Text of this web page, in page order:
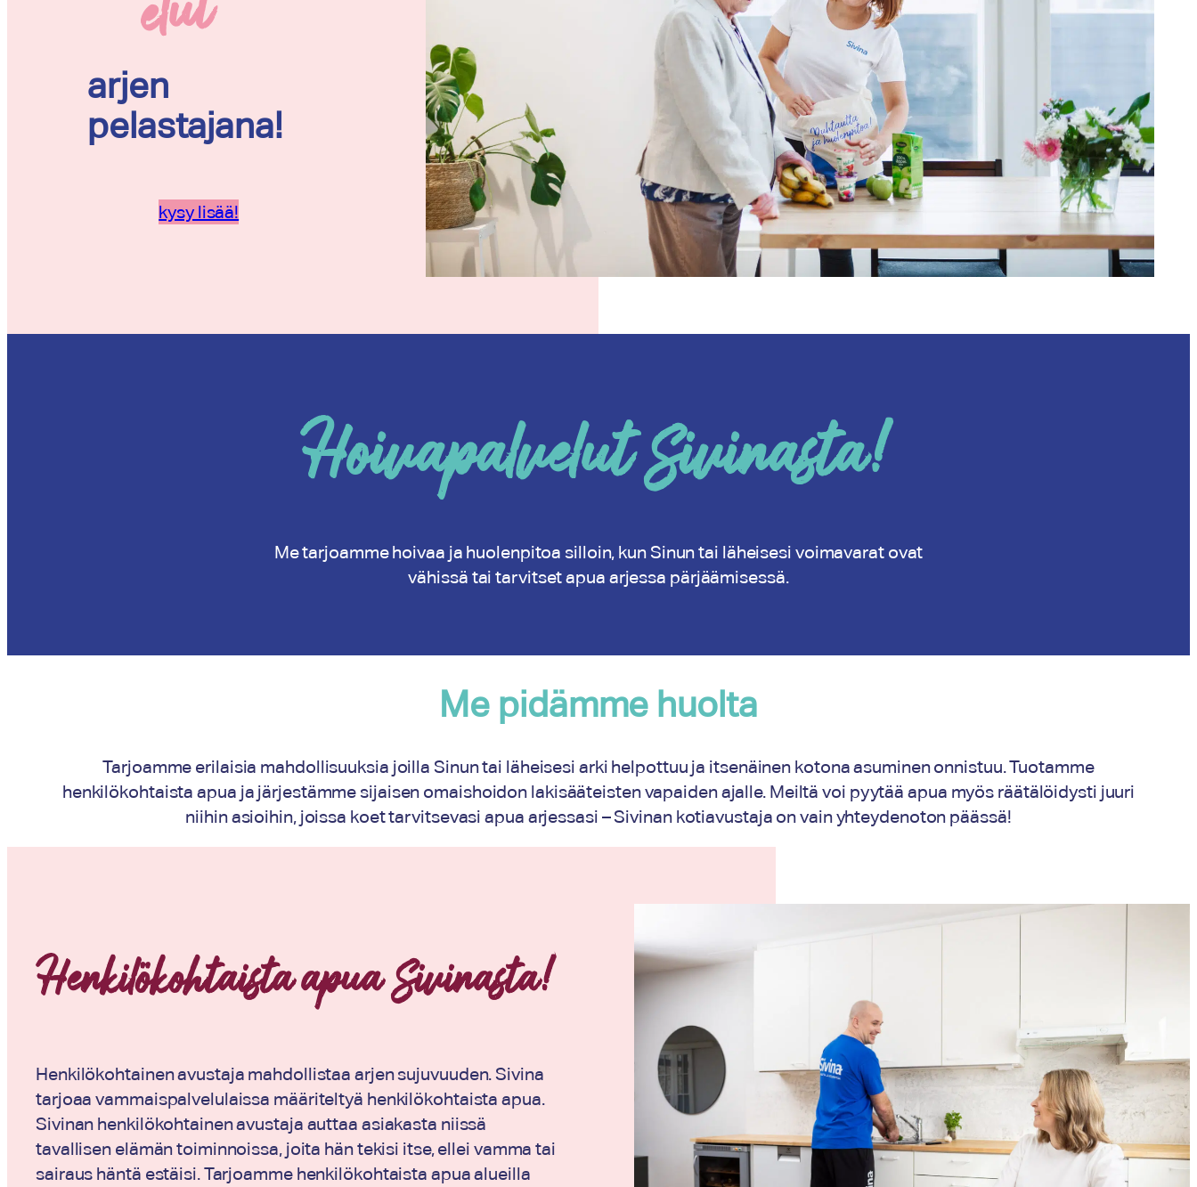
t
arjen
pelastajana!
kysy lisää!
Hoivapalvelut Sivinasta!
Me tarjoamme hoivaa ja huolenpitoa silloin, kun Sinun tai läheisesi voimavarat ovat
vähissä tai tarvitset apua arjessa pärjäämisessä.
Me pidämme huolta
Tarjoamme erilaisia mahdollisuuksia joilla Sinun tai läheisesi arki helpottuu ja itsenäinen kotona asuminen onnistuu. Tuotamme
henkilökohtaista apua ja järjestämme sijaisen omaishoidon lakisääteisten vapaiden ajalle. Meiltä voi pyytää apua myös räätälöidysti juuri
niihin asioihin, joissa koet tarvitsevasi apua arjessasi – Sivinan kotiavustaja on vain yhteydenoton päässä!
Henkilökohtaista apua Sivinasta!
Henkilökohtainen avustaja mahdollistaa arjen sujuvuuden. Sivina
tarjoaa vammaispalvelulaissa määriteltyä henkilökohtaista apua.
Sivinan henkilökohtainen avustaja auttaa asiakasta niissä
tavallisen elämän toiminnoissa, joita hän tekisi itse, ellei vamma tai
sairaus häntä estäisi. Tarjoamme henkilökohtaista apua alueilla